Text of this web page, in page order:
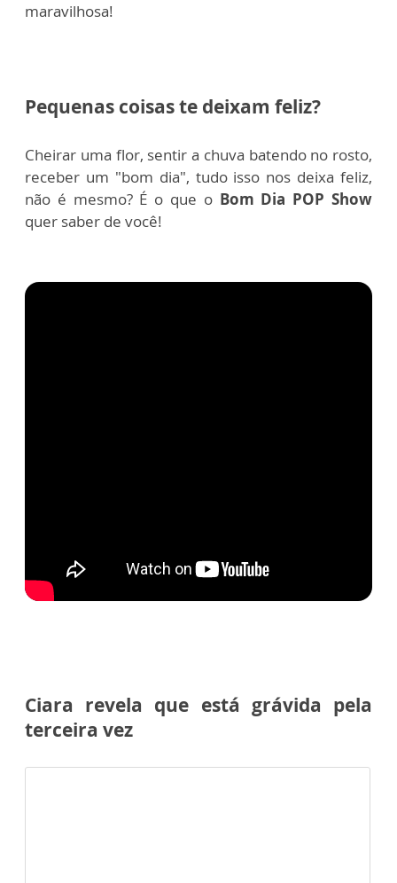
maravilhosa!
Pequenas coisas te deixam feliz?
Cheirar uma flor, sentir a chuva batendo no rosto,
receber um "bom dia", tudo isso nos deixa feliz,
não é mesmo? É o que o Bom Dia POP Show
quer saber de você!
Ciara revela que está grávida pela
terceira vez